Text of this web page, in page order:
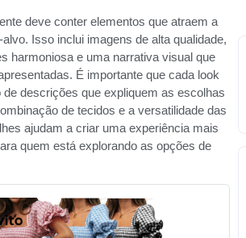
deve conter elementos que atraem a
Isso inclui imagens de alta qualidade,
harmoniosa e uma narrativa visual que
É importante que cada look
descrições que expliquem as escolhas
de tecidos e a versatilidade das
ajudam a criar uma experiência mais
quem está explorando as opções de